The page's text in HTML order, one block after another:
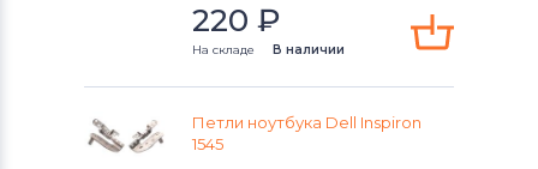
220 ₽
На складе В наличии
Петли ноутбука Dell Inspiron
1545